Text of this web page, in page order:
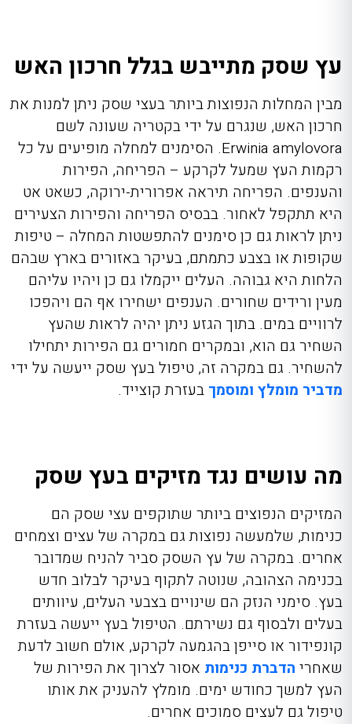
עץ שסק מתייבש בגלל חרכון האש
מבין המחלות הנפוצות ביותר בעצי שסק ניתן למנות את
חרכון האש, שנגרם על ידי בקטריה שעונה לשם
Erwinia amylovora. הסימנים למחלה מופיעים על כל
רקמות העץ שמעל לקרקע – הפריחה, הפירות
והענפים. הפריחה תיראה אפרורית-ירוקה, כשאט אט
היא תתקפל לאחור. בבסיס הפריחה והפירות הצעירים
ניתן לראות גם כן סימנים להתפשטות המחלה – טיפות
שקופות או בצבע כתמתם, בעיקר באזורים בארץ שבהם
הלחות היא גבוהה. העלים ייקמלו גם כן ויהיו עליהם
מעין ורידים שחורים. הענפים ישחירו אף הם ויהפכו
לרוויים במים. בתוך הגזע ניתן יהיה לראות שהעץ
השחיר גם הוא, ובמקרים חמורים גם הפירות יתחילו
להשחיר. גם במקרה זה, טיפול בעץ שסק ייעשה על ידי
מדביר מומלץ ומוסמך בעזרת קוצייד.
מה עושים נגד מזיקים בעץ שסק
המזיקים הנפוצים ביותר שתוקפים עצי שסק הם
כנימות, שלמעשה נפוצות גם במקרה של עצים וצמחים
אחרים. במקרה של עץ השסק סביר להניח שמדובר
בכנימה הצהובה, שנוטה לתקוף בעיקר לבלוב חדש
בעץ. סימני הנזק הם שינויים בצבעי העלים, עיוותים
בעלים ולבסוף גם נשירתם. הטיפול בעץ ייעשה בעזרת
קונפידור או סייפןבהגמעה לקרקע, אולם חשוב לדעת
שאחרי הדברת כנימות אסור לצרוך את הפירות של
העץ למשך כחודש ימים. מומלץ להעניק את אותו
טיפול גם לעצים סמוכים אחרים.